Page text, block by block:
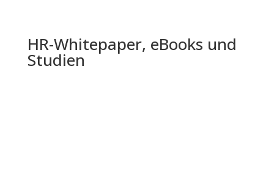
HR-Whitepaper, eBooks und
Studien